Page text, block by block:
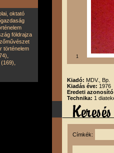
oktató
földrajza
történelem
,
,
1
Kiadó: MDV., Bp.
Kiadás éve: 1976
Eredeti
Technika: 1
Címkék: